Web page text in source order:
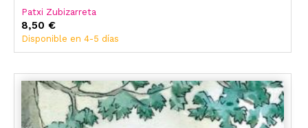
Patxi Zubizarreta
8,50 €
Disponible en 4-5 días